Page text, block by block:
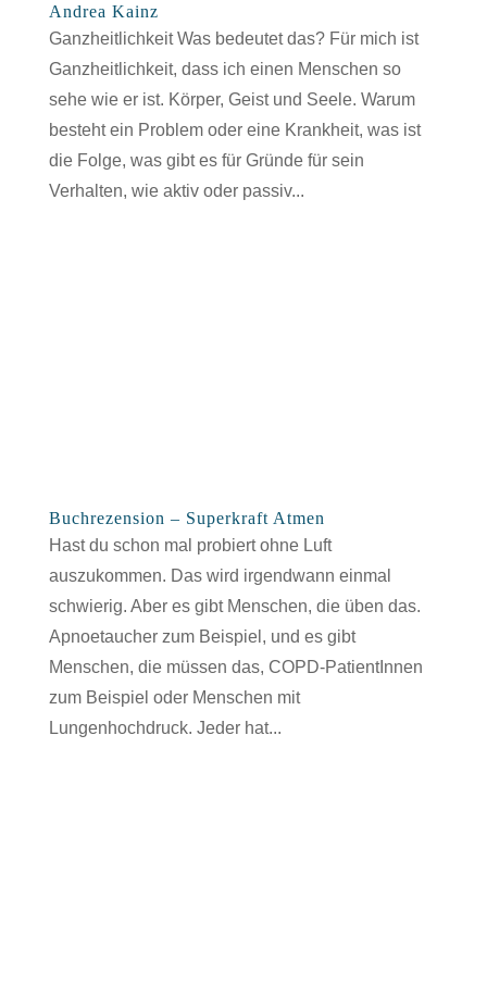
Andrea Kainz
Ganzheitlichkeit Was bedeutet das? Für mich ist
Ganzheitlichkeit, dass ich einen Menschen so
sehe wie er ist. Körper, Geist und Seele. Warum
besteht ein Problem oder eine Krankheit, was ist
die Folge, was gibt es für Gründe für sein
Verhalten, wie aktiv oder passiv...
Buchrezension – Superkraft Atmen
Hast du schon mal probiert ohne Luft
auszukommen. Das wird irgendwann einmal
schwierig. Aber es gibt Menschen, die üben das.
Apnoetaucher zum Beispiel, und es gibt
Menschen, die müssen das, COPD-PatientInnen
zum Beispiel oder Menschen mit
Lungenhochdruck. Jeder hat...